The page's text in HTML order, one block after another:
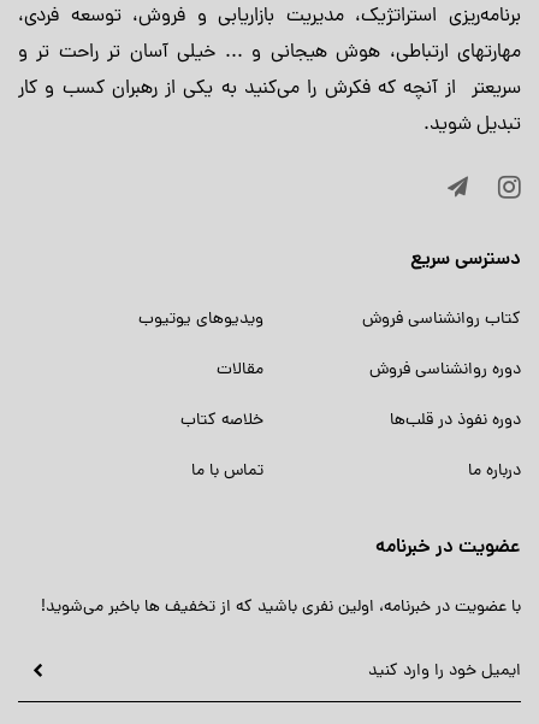
برنامه‌ریزی استراتژیک، مدیریت بازاریابی و فروش، توسعه فردی،
مهارتهای ارتباطی، هوش هیجانی و ... خیلی آسان تر راحت تر و
سریعتر از آنچه که فکرش را می‌کنید به یکی از رهبران کسب و کار
تبدیل شوید.
دسترسی سریع
کتاب روانشناسی فروش
ویدیوهای یوتیوب
دوره روانشناسی فروش
مقالات
دوره نفوذ در قلب‌ها
خلاصه کتاب
درباره ما
تماس با ما
عضویت در خبرنامه
با عضویت در خبرنامه، اولین نفری باشید که از تخفیف ها باخبر می‌شوید!